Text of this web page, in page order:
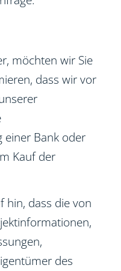
möchten wir Sie
dass wir vor
einer Bank oder
Kauf der
hin, dass die von
des